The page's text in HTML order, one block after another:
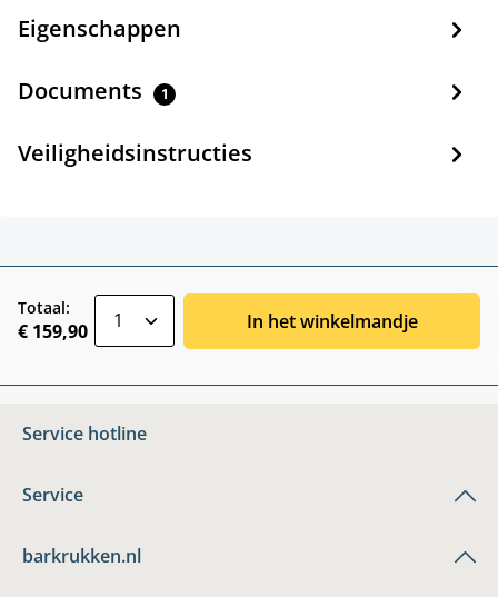
Eigenschappen
Documents 1
Veiligheidsinstructies
Totaal:
€ 159,90 In het winkelmandje
Service hotline
Service
barkrukken.nl